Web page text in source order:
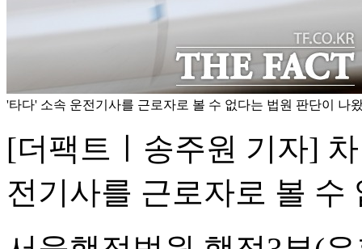
'타다' 소속 운전기사를 근로자로 볼 수 없다는 법원 판단이 나
[더팩트ㅣ송주원 기자]
전기사를 근로자로 볼 수